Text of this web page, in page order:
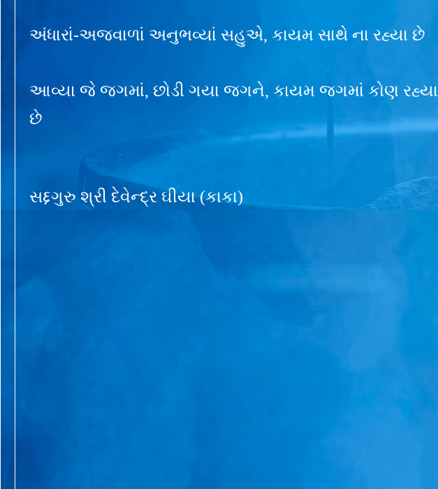
અંધારાં-અજવાળાં અનુભવ્યાં સહુએ, કાયમ સાથે ના રહ્યા છે
આવ્યા જે જગમાં, છોડી ગયા જગને, કાયમ જગમાં કોણ રહ્યા
છે
સદ્દગુરુ શ્રી દેવેન્દ્ર ઘીયા (કાકા)